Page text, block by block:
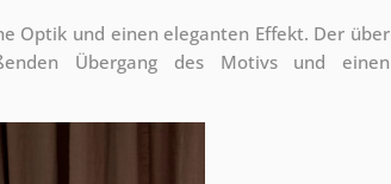
Optik und einen eleganten Effekt. Der über
Übergang des Motivs und einen